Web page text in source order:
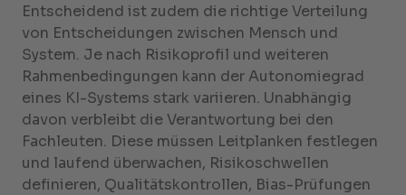
Entscheidend ist zudem die richtige Verteilung
von Entscheidungen zwischen Mensch und
System. Je nach Risikoprofil und weiteren
Rahmenbedingungen kann der Autonomiegrad
eines KI-Systems stark variieren. Unabhängig
davon verbleibt die Verantwortung bei den
Fachleuten. Diese müssen Leitplanken festlegen
und laufend überwachen, Risikoschwellen
definieren, Qualitätskontrollen, Bias-Prüfungen